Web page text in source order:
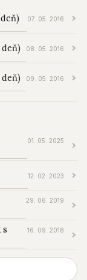
07. 05. 2016
08. 05. 2016
09. 05. 2016
01. 05. 2025
12. 02. 2023
29. 06. 2019
s
16. 09. 2018